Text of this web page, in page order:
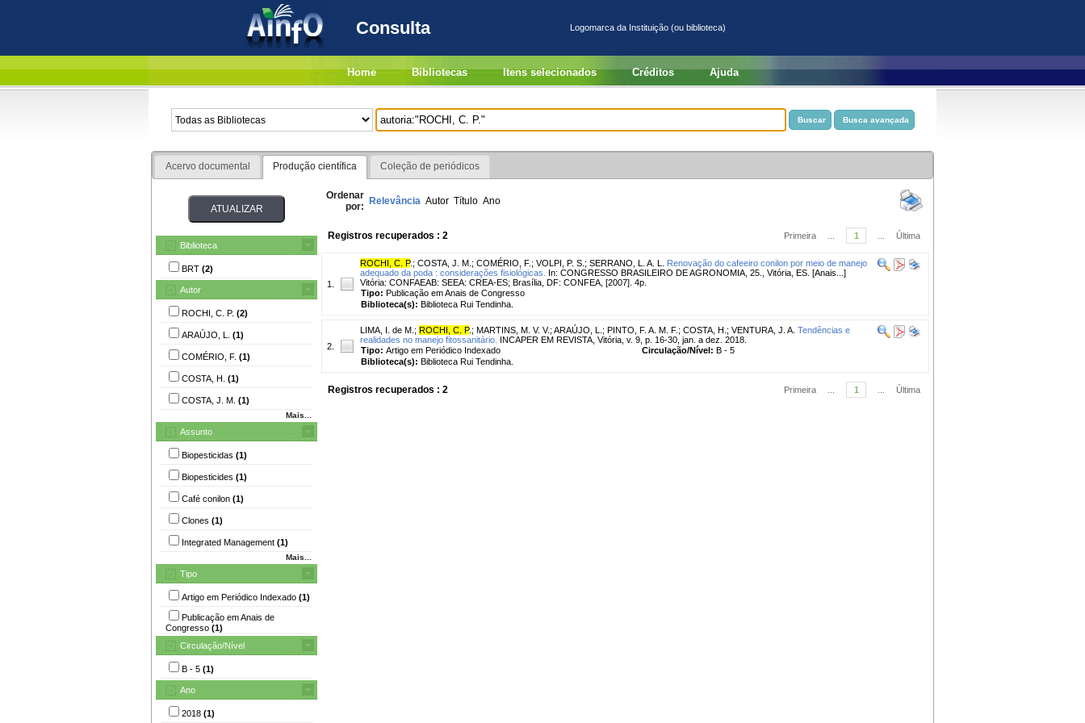
Consulta Logomarca da Instituição (ou biblioteca)
Home Bibliotecas Itens selecionados Créditos Ajuda
Acervo documental Produção científica Coleção de periódicos
Biblioteca
BRT (2)
Autor
ROCHI, C. P. (2)
ARAÚJO, L. (1)
COMÉRIO, F. (1)
COSTA, H. (1)
COSTA, J. M. (1)
Mais...
Assunto
Biopesticidas (1)
Biopesticides (1)
Café conilon (1)
Clones (1)
Integrated Management (1)
Mais...
Tipo
Artigo em Periódico Indexado (1)
Publicação em Anais de
Congresso (1)
Circulação/Nível
B - 5 (1)
Ano
2018 (1)
Ordenar
por: Relevância Autor Título Ano
Registros recuperados : 2 Primeira 1 Última
1.
ROCHI, C. P. ; COSTA, J. M. ; COMÉRIO, F. ; VOLPI, P. S. ; SERRANO, L. A. L.
Renovação do cafeeiro conilon por meio de manejo
adequado da poda : considerações fisiológicas.
In: CONGRESSO BRASILEIRO DE AGRONOMIA, 25., Vitória, ES. [Anais...]
Vitória: CONFAEAB: SEEA: CREA-ES; Brasília, DF: CONFEA, [2007]. 4p.
Tipo: Publicação em Anais de Congresso
Biblioteca(s): Biblioteca Rui Tendinha.
2.
LIMA, I. de M. ; ROCHI, C. P. ; MARTINS, M. V. V.; ARAÚJO, L. ; PINTO, F. A. M. F. ; COSTA, H. ; VENTURA, J. A. Tendências e
realidades no manejo fitossanitário. INCAPER EM REVISTA, Vitória, v. 9, p. 16-30, jan. a dez. 2018.
Tipo: Artigo em Periódico Indexado Circulação/Nível: B - 5
Biblioteca(s): Biblioteca Rui Tendinha.
Registros recuperados : 2 Primeira 1 Última